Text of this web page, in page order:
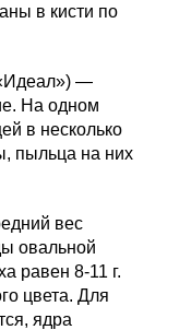
в кисти по
«Идеал») —
На одном
в несколько
пыльца на них
вес
овальной
равен 8-11 г.
цвета. Для
ядра